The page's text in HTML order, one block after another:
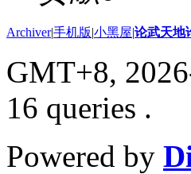
Archiver|手机版|小黑屋|论武天地
GMT+8,
16 queries .
Powered by